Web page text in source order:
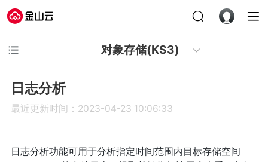
对象存储(KS3)
日志分析
最近更新时间：2023-04-23 10:06:33
日志分析功能可用于分析指定时间范围内目标存储空间